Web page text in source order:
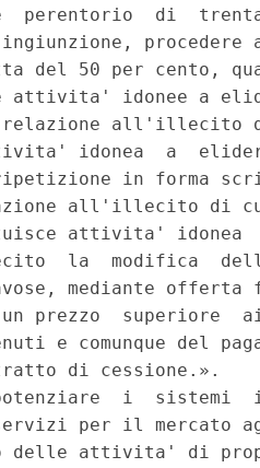
perentorio  di
procedere
del 50 per cento,
idonee a
all'illecito di
idonea  a  elidere
in forma
all'illecito di
attivita' idonea
la  modifica
mediante
un prezzo  superiore
e comunque del
di cessione.».
i  sistemi
per il mercato
delle attivita' di